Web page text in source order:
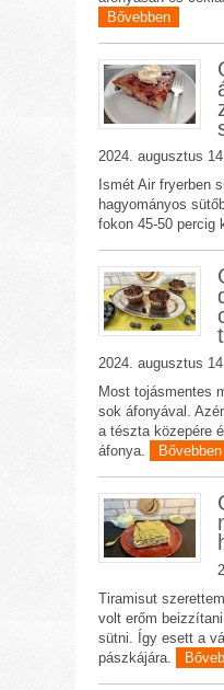
Bővebben
2024. augusztus 14.
Ismét Air fryerben
hagyományos
fokon 45-50 percig
2024. augusztus 14.
Most tojásmentes
sok áfonyával.
a tészta közepére
áfonya.
Bővebben
Tiramisut
volt erőm
sütni. Így esett a
pászkájára.